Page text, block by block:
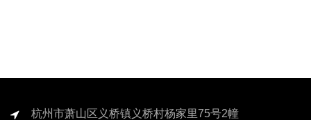
杭州市萧山区义桥镇义桥村杨家里75号2幢